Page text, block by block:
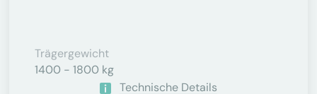
Trägergewicht
1400 - 1800 kg
Technische Details